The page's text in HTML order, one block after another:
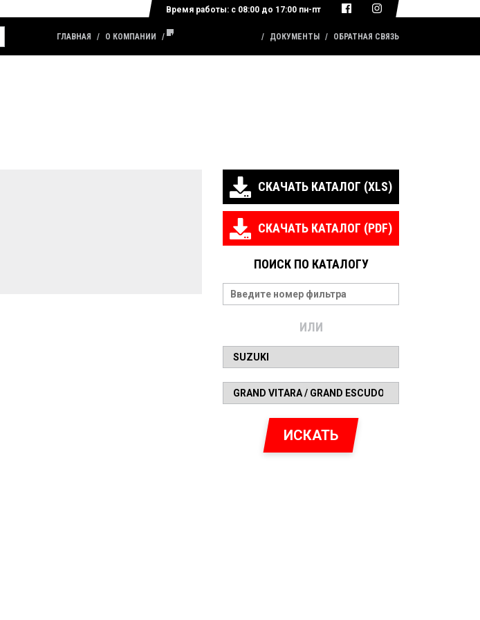
Время работы: с 08:00 до 17:00 пн-пт
ГЛАВНАЯ О КОМПАНИИ КАТАЛОГ ПРОДУКЦИИ ДОКУМЕНТЫ ОБРАТНАЯ СВЯЗЬ
СКАЧАТЬ КАТАЛОГ (XLS)
СКАЧАТЬ КАТАЛОГ (PDF)
ПОИСК ПО КАТАЛОГУ
ИЛИ
ИСКАТЬ